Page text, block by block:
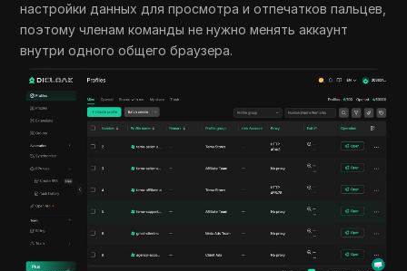
настройки данных для просмотра и отпечатков пальцев,
поэтому членам команды не нужно менять аккаунт
внутри одного общего браузера.